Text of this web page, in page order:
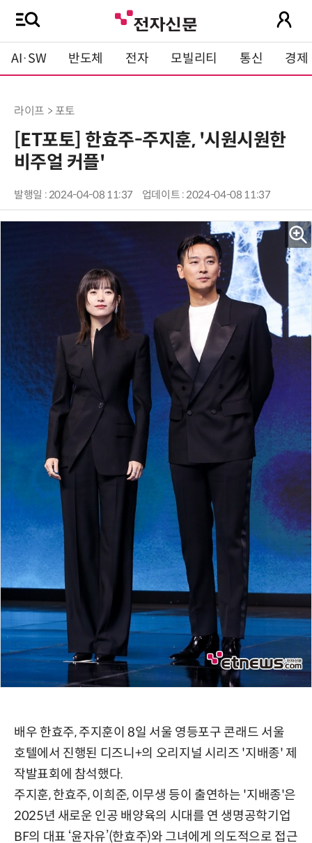
AI·SW 반도체 전자 모빌리티 통신 경제
라이프 > 포토
[ET포토] 한효주-주지훈, '시원시원한
비주얼 커플'
발행일 : 2024-04-08 11:37 업데이트 : 2024-04-08 11:37
배우 한효주, 주지훈이 8일 서울 영등포구 콘래드 서울
호텔에서 진행된 디즈니+의 오리지널 시리즈 '지배종' 제
작발표회에 참석했다.
주지훈, 한효주, 이희준, 이무생 등이 출연하는 '지배종'은
2025년 새로운 인공 배양육의 시대를 연 생명공학기업
BF의 대표 ‘윤자유’(한효주)와 그녀에게 의도적으로 접근